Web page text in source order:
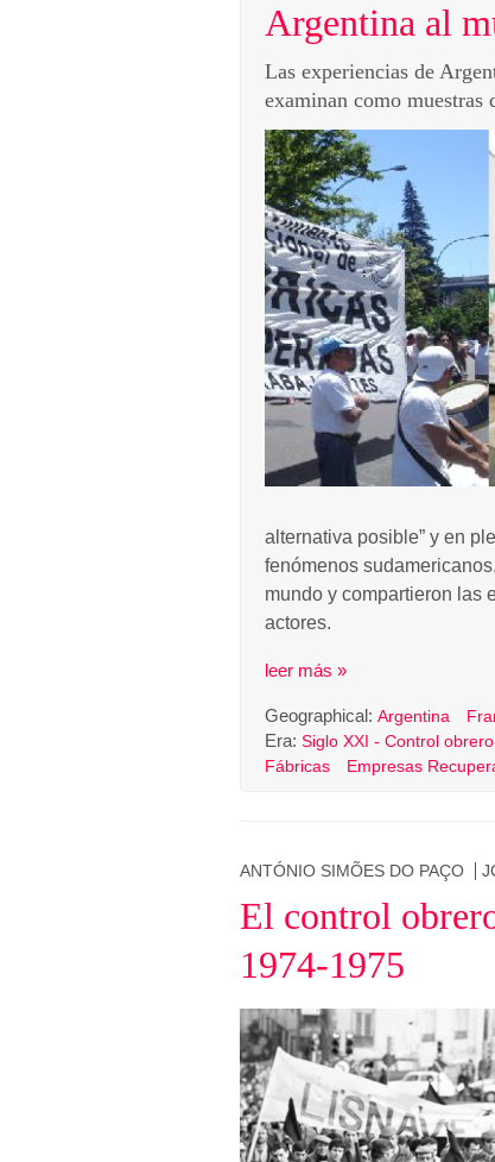
Argentina al
Las experiencias de
examinan como muestras
alternativa posible” y en
fenómenos
mundo y compartieron las
actores.
leer más »
Geographical: Argentina
Era: Siglo XXI - Control
Fábricas
Empresas
ANTÓNIO SIMÕES DO PAÇO
El control
1974-1975